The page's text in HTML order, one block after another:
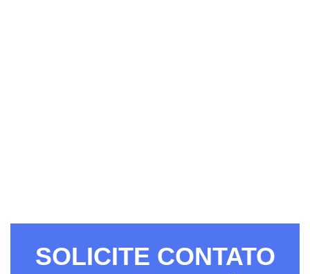
SOLICITE CONTATO